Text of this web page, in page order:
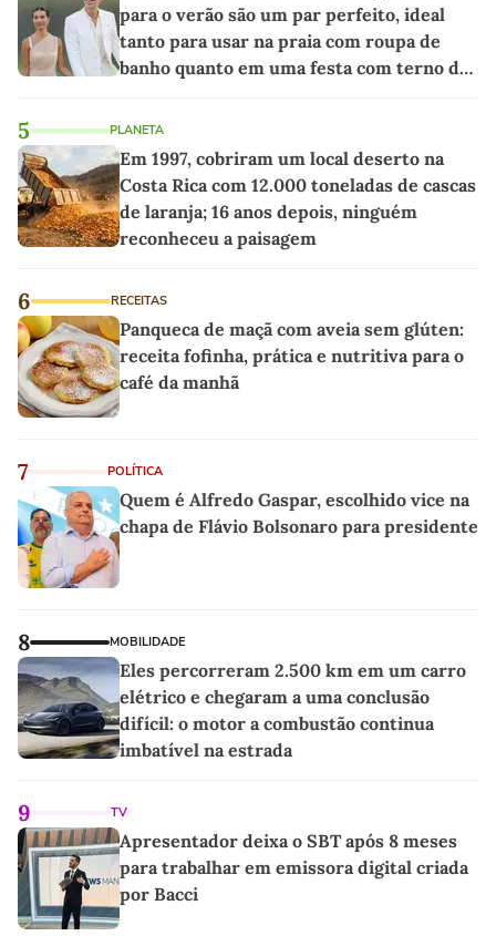
para o verão são um par perfeito, ideal
tanto para usar na praia com roupa de
banho quanto em uma festa com terno de
5 PLANETA
Em 1997, cobriram um local deserto na
Costa Rica com 12.000 toneladas de cascas
de laranja; 16 anos depois, ninguém
reconheceu a paisagem
6 RECEITAS
Panqueca de maçã com aveia sem glúten:
receita fofinha, prática e nutritiva para o
café da manhã
7 POLÍTICA
Quem é Alfredo Gaspar, escolhido vice na
chapa de Flávio Bolsonaro para presidente
8 MOBILIDADE
Eles percorreram 2.500 km em um carro
elétrico e chegaram a uma conclusão
difícil: o motor a combustão continua
imbatível na estrada
9 TV
Apresentador deixa o SBT após 8 meses
para trabalhar em emissora digital criada
por Bacci